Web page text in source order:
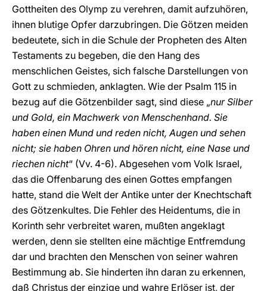
Gottheiten des Olymp zu verehren, damit aufzuhören,
ihnen blutige Opfer darzubringen. Die Götzen meiden
bedeutete, sich in die Schule der Propheten des Alten
Testaments zu begeben, die den Hang des
menschlichen Geistes, sich falsche Darstellungen von
Gott zu schmieden, anklagten. Wie der Psalm 115 in
bezug auf die Götzenbilder sagt, sind diese „nur Silber
und Gold, ein Machwerk von Menschenhand. Sie
haben einen Mund und reden nicht, Augen und sehen
nicht; sie haben Ohren und hören nicht, eine Nase und
riechen nicht“ (Vv. 4-6). Abgesehen vom Volk Israel,
das die Offenbarung des einen Gottes empfangen
hatte, stand die Welt der Antike unter der Knechtschaft
des Götzenkultes. Die Fehler des Heidentums, die in
Korinth sehr verbreitet waren, mußten angeklagt
werden, denn sie stellten eine mächtige Entfremdung
dar und brachten den Menschen von seiner wahren
Bestimmung ab. Sie hinderten ihn daran zu erkennen,
daß Christus der einzige und wahre Erlöser ist, der